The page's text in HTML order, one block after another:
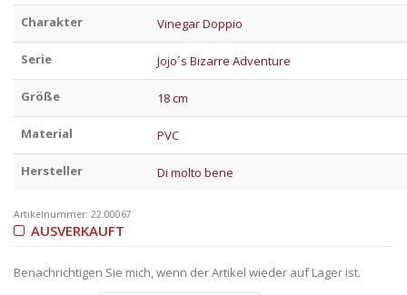
Charakter Vinegar Doppio
Serie Jojo´s Bizarre Adventure
Größe 18 cm
Material PVC
Hersteller Di molto bene
Artikelnummer: 22.00067
AUSVERKAUFT
Benachrichtigen Sie mich, wenn der Artikel wieder auf Lager ist.